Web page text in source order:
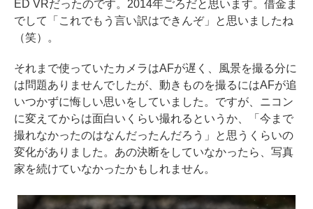
ED VRだったのです。2014年ごろだと思います。借金ま
でして「これでもう言い訳はできんぞ」と思いましたね
（笑）。
それまで使っていたカメラはAFが遅く、風景を撮る分に
は問題ありませんでしたが、動きものを撮るにはAFが追
いつかずに悔しい思いをしていました。ですが、ニコン
に変えてからは面白いくらい撮れるというか、「今まで
撮れなかったのはなんだったんだろう」と思うくらいの
変化がありました。あの決断をしていなかったら、写真
家を続けていなかったかもしれません。